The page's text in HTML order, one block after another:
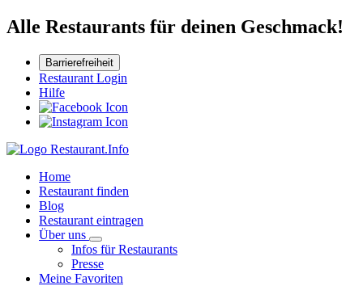
Alle Restaurants für deinen Geschmack!
Barrierefreiheit
Restaurant Login
Hilfe
Home
Restaurant finden
Blog
Restaurant eintragen
Über uns
Infos für Restaurants
Presse
Meine Favoriten